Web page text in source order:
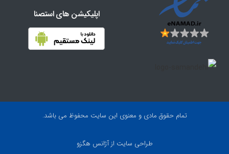
اپلیکیشن های استصنا
تمام حقوق مادی و معنوی این سایت محفوظ می باشد.
طراحی سایت از آژانس هگزو